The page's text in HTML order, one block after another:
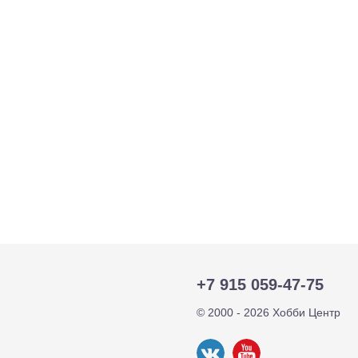
+7 915 059-47-75
© 2000 - 2026 Хобби Центр